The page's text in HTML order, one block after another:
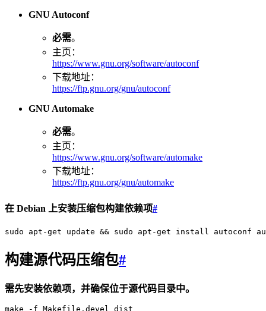
GNU Autoconf
必需。
主页：
https://www.gnu.org/software/autoconf
下载地址：
https://ftp.gnu.org/gnu/autoconf
GNU Automake
必需。
主页：
https://www.gnu.org/software/automake
下载地址：
https://ftp.gnu.org/gnu/automake
在 Debian 上安装压缩包构建依赖项#
构建源代码压缩包#
需先安装依赖项，并确保位于源代码目录中。